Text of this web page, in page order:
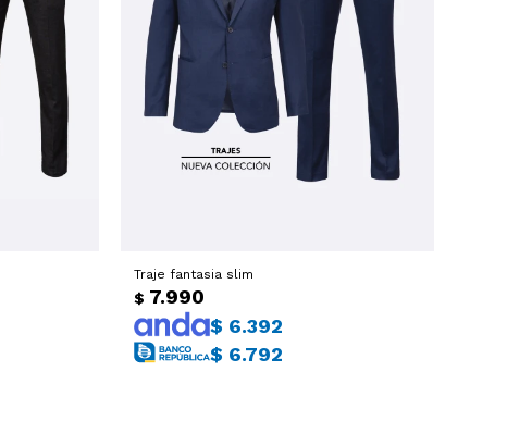
Traje fantasia slim
$ 7.990
$ 6.392
$ 6.792